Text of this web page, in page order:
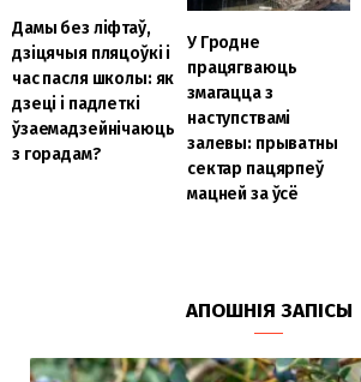
Дамы без ліфтаў,
дзіцячыя пляцоўкі і
час пасля школы: як
дзеці і падлеткі
ўзаемадзейнічаюць
з горадам?
У Гродне
працягваюць
змагацца з
наступствамі
залевы: прыватны
сектар пацярпеў
мацней за ўсё
АПОШНІЯ ЗАПІСЫ